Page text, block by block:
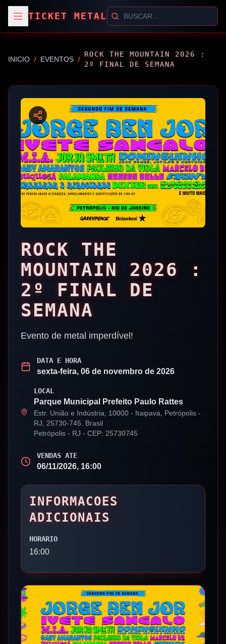
TICKET METAL
INICIO / EVENTOS / ROCK THE MOUNTAIN 2026 :
2º FINAL DE SEMANA
ROCK THE
MOUNTAIN 2026 :
2º FINAL DE
SEMANA
Evento de metal imperdível!
DATA E HORA
sexta-feira, 06 de novembro de 2026
LOCAL
Parque Municipal Prefeito Paulo Rattes
Estr. União e Indústria, 10000 - Itaipava, Petrópolis -
RJ, 25730-745, Brasil
Petrópolis - RJ - CEP: 25730745
VENDAS ATE
06/11/2026, 16:00
INFORMACOES
ADICIONAIS
HORARIO
16:00